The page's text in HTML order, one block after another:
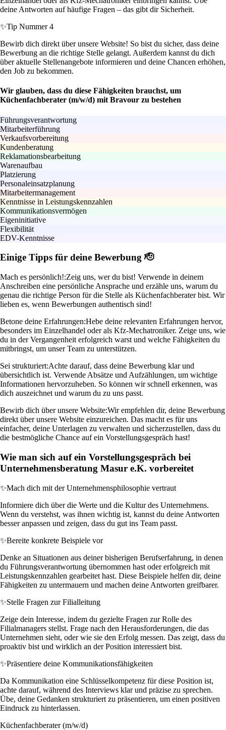
deine Antworten auf häufige Fragen – das gibt dir Sicherheit.
✨Tip Nummer 4
Bewirb dich direkt über unsere Website! So bist du sicher, dass deine
Bewerbung an die richtige Stelle gelangt. Außerdem kannst du dich
über aktuelle Stellenangebote informieren und deine Chancen erhöhen,
den Job zu bekommen.
Wir glauben, dass du diese Fähigkeiten brauchst, um
Küchenfachberater (m/w/d) mit Bravour zu bestehen
Führungsverantwortung
Mitarbeiterführung
Verkaufsvorbereitung
Kundenberatung
Reklamationsbearbeitung
Warenaufbau
Platzierung
Personaleinsatzplanung
Mitarbeitermanagement
Kenntnisse in Leistungskennzahlen
Kommunikationsvermögen
Eigeninitiative
Flexibilität
EDV-Kenntnisse
Einige Tipps für deine Bewerbung 🫡
Mach es persönlich!:Zeig uns, wer du bist! Verwende in deinem
Anschreiben eine persönliche Ansprache und erzähle uns, warum du
genau die richtige Person für die Stelle als Küchenfachberater bist. Wir
lieben es, wenn Bewerbungen authentisch sind!
Betone deine Erfahrungen:Hebe deine relevanten Erfahrungen hervor,
besonders im Einzelhandel oder als Kfz-Mechatroniker. Zeige uns, wie
du in der Vergangenheit erfolgreich warst und welche Fähigkeiten du
mitbringst, um unser Team zu unterstützen.
Sei strukturiert:Achte darauf, dass deine Bewerbung klar und
übersichtlich ist. Verwende Absätze und Aufzählungen, um wichtige
Informationen hervorzuheben. So können wir schnell erkennen, was
dich auszeichnet und warum du zu uns passt.
Bewirb dich über unsere Website:Wir empfehlen dir, deine Bewerbung
direkt über unsere Website einzureichen. Das macht es für uns
einfacher, deine Unterlagen zu verwalten und sicherzustellen, dass du
die bestmögliche Chance auf ein Vorstellungsgespräch hast!
Wie man sich auf ein Vorstellungsgespräch bei
Unternehmensberatung Masur e.K. vorbereitet
✨Mach dich mit der Unternehmensphilosophie vertraut
Informiere dich über die Werte und die Kultur des Unternehmens.
Wenn du verstehst, was ihnen wichtig ist, kannst du deine Antworten
besser anpassen und zeigen, dass du gut ins Team passt.
✨Bereite konkrete Beispiele vor
Denke an Situationen aus deiner bisherigen Berufserfahrung, in denen
du Führungsverantwortung übernommen hast oder erfolgreich mit
Leistungskennzahlen gearbeitet hast. Diese Beispiele helfen dir, deine
Fähigkeiten zu untermauern und machen deine Antworten greifbarer.
✨Stelle Fragen zur Filialleitung
Zeige dein Interesse, indem du gezielte Fragen zur Rolle des
Filialmanagers stellst. Frage nach den Herausforderungen, die das
Unternehmen sieht, oder wie sie den Erfolg messen. Das zeigt, dass du
proaktiv bist und wirklich an der Position interessiert bist.
✨Präsentiere deine Kommunikationsfähigkeiten
Da Kommunikation eine Schlüsselkompetenz für diese Position ist,
achte darauf, während des Interviews klar und präzise zu sprechen.
Übe, deine Gedanken strukturiert zu präsentieren, um einen positiven
Eindruck zu hinterlassen.
Küchenfachberater (m/w/d)